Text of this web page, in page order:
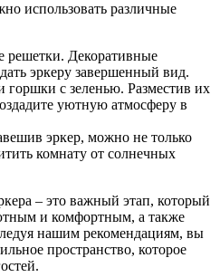
использовать различные
Декоративные
эркеру завершенный вид.
с зеленью. Разместив их
уютную атмосферу в
эркер, можно не только
комнату от солнечных
– это важный этап, который
и комфортным, а также
нашим рекомендациям, вы
пространство, которое